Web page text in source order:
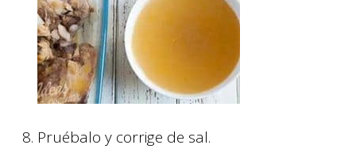
Pruébalo y corrige de sal.